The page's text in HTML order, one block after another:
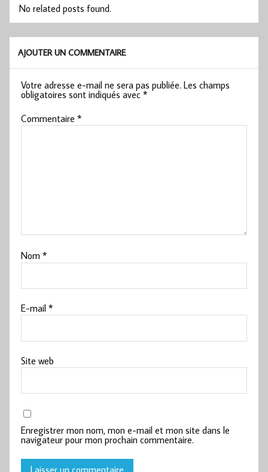
No related posts found.
AJOUTER UN COMMENTAIRE
Votre adresse e-mail ne sera pas publiée. Les champs
obligatoires sont indiqués avec*
Commentaire*
Nom*
E-mail*
Site web
Enregistrer mon nom, mon e-mail et mon site dans le
navigateur pour mon prochain commentaire.